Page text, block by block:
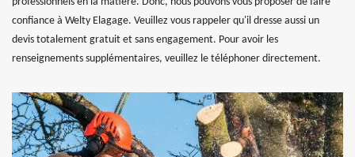
confiance à Welty Elagage. Veuillez vous rappeler qu'il dresse aussi un
devis totalement gratuit et sans engagement. Pour avoir les
renseignements supplémentaires, veuillez le téléphoner directement.